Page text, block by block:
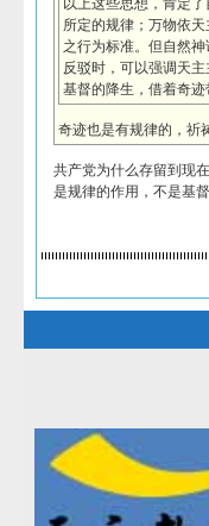
以上这些思想，肯定
所定的规律；万物依
之行为标准。但自然
反驳时，可以强调天
基督的降生，借着奇迹
奇迹也是有规律的，祈
共产党为什么存留到现
是规律的作用，不是基